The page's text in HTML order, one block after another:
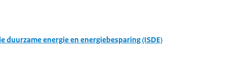
duurzame energie en energiebesparing (ISDE)